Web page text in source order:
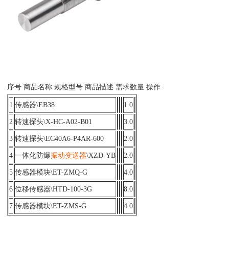
序号 商品名称 规格型号 商品描述 需求数量 操作
1 传感器\EB38 1.0
2 转速探头\X-HC-A02-B01 3.0
3 转速探头\EC40A6-P4AR-600 2.0
4 一体化防爆振动变送器\XZD-YB 2.0
5 传感器模块\ET-ZMQ-G 4.0
6 位移传感器\HTD-100-3G 8.0
7 传感器模块\ET-ZMS-G 4.0